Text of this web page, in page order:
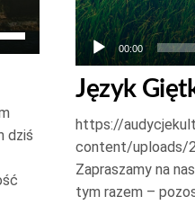
dziś
00:00
Język
https://
content/uploads/
Zapraszamy na
tym razem –